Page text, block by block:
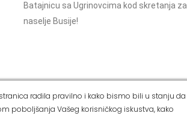
Batajnicu sa Ugrinovcima kod skretanja za
naselje Busije!
Dostava i način
radila pravilno i kako bismo bili u stanju da
poboljšanja Vašeg korisničkog iskustva, kako